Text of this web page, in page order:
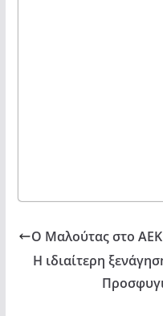
Ο Μαλούτας στο ΑΕΚ
Η ιδιαίτερη